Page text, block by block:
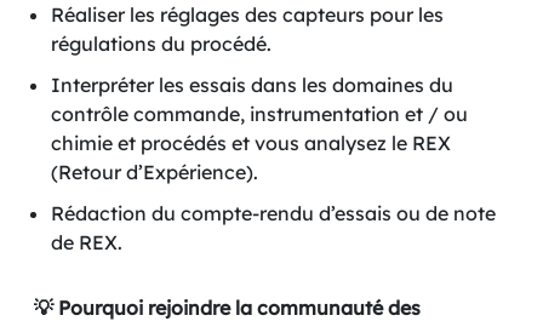
Réaliser les réglages des capteurs pour les
régulations du procédé.
Interpréter les essais dans les domaines du
contrôle commande, instrumentation et / ou
chimie et procédés et vous analysez le REX
(Retour d’Expérience).
Rédaction du compte-rendu d’essais ou de note
de REX.
💡 Pourquoi rejoindre la communauté des